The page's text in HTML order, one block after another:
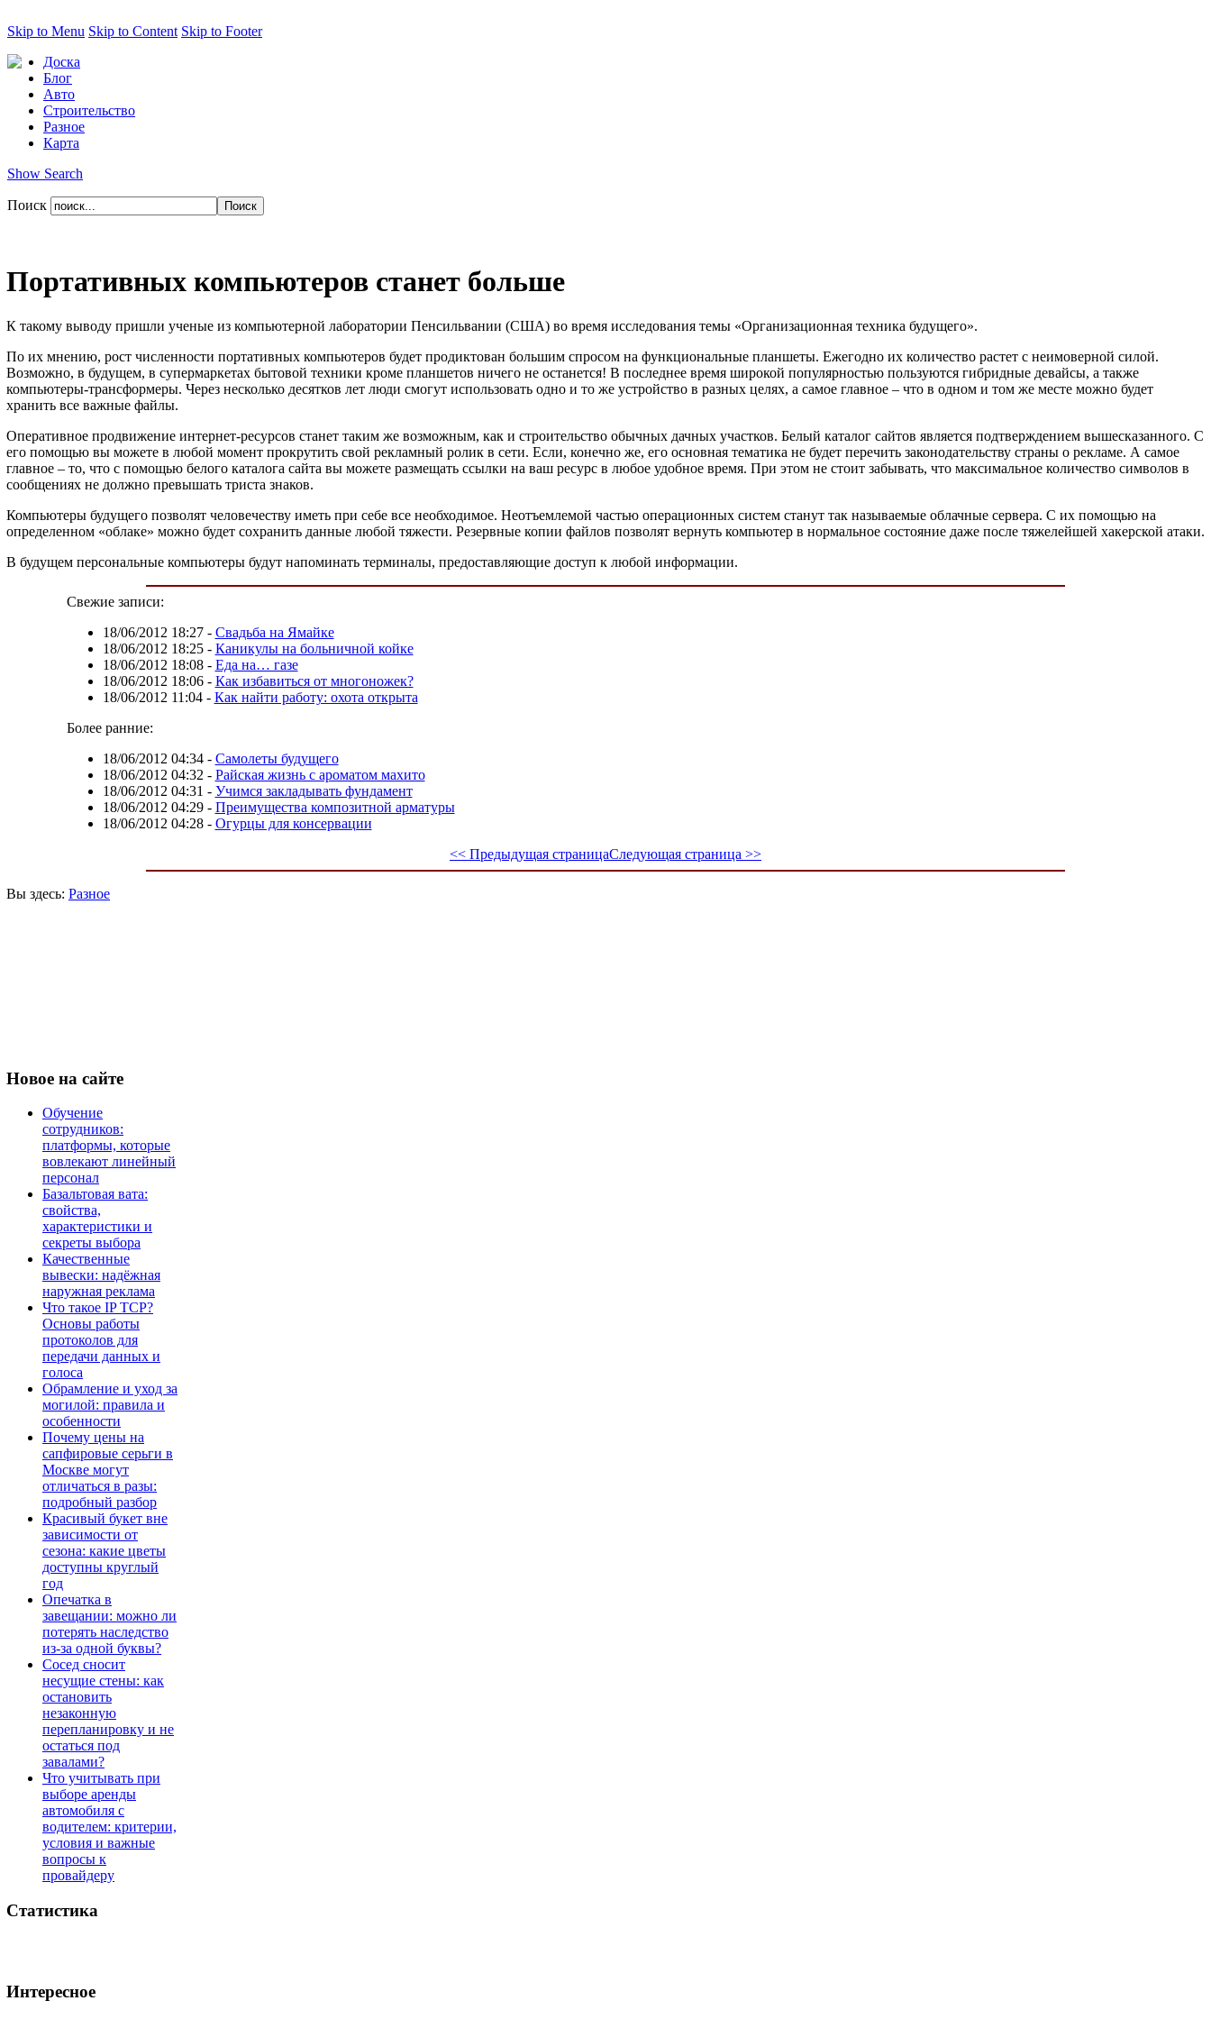
Skip to Menu Skip to Content Skip to Footer
Доска
Блог
Авто
Строительство
Разное
Карта
Show Search
Поиск
Портативных компьютеров станет больше
К такому выводу пришли ученые из компьютерной лаборатории Пенсильвании (США) во время исследования темы «Организационная техника будущего».
По их мнению, рост численности портативных компьютеров будет продиктован большим спросом на функциональные планшеты. Ежегодно их количество растет с неимоверной силой.
Возможно, в будущем, в супермаркетах бытовой техники кроме планшетов ничего не останется! В последнее время широкой популярностью пользуются гибридные девайсы, а также
компьютеры-трансформеры. Через несколько десятков лет люди смогут использовать одно и то же устройство в разных целях, а самое главное – что в одном и том же месте можно будет
хранить все важные файлы.
Оперативное продвижение интернет-ресурсов станет таким же возможным, как и строительство обычных дачных участков. Белый каталог сайтов является подтверждением вышесказанного. С
его помощью вы можете в любой момент прокрутить свой рекламный ролик в сети. Если, конечно же, его основная тематика не будет перечить законодательству страны о рекламе. А самое
главное – то, что с помощью белого каталога сайта вы можете размещать ссылки на ваш ресурс в любое удобное время. При этом не стоит забывать, что максимальное количество символов в
сообщениях не должно превышать триста знаков.
Компьютеры будущего позволят человечеству иметь при себе все необходимое. Неотъемлемой частью операционных систем станут так называемые облачные сервера. С их помощью на
определенном «облаке» можно будет сохранить данные любой тяжести. Резервные копии файлов позволят вернуть компьютер в нормальное состояние даже после тяжелейшей хакерской атаки.
В будущем персональные компьютеры будут напоминать терминалы, предоставляющие доступ к любой информации.
Свежие записи:
18/06/2012 18:27- Свадьба на Ямайке
18/06/2012 18:25- Каникулы на больничной койке
18/06/2012 18:08- Еда на… газе
18/06/2012 18:06- Как избавиться от многоножек?
18/06/2012 11:04- Как найти работу: охота открыта
Более ранние:
18/06/2012 04:34- Самолеты будущего
18/06/2012 04:32 - Райская жизнь с ароматом махито
18/06/2012 04:31 - Учимся закладывать фундамент
18/06/2012 04:29- Преимущества композитной арматуры
18/06/2012 04:28- Огурцы для консервации
<< Предыдущая страницаСледующая страница >>
Вы здесь: Разное
Новое на сайте
Обучение
сотрудников:
платформы, которые
вовлекают линейный
персонал
Базальтовая вата:
свойства,
характеристики и
секреты выбора
Качественные
вывески: надёжная
наружная реклама
Что такое IP TCP?
Основы работы
протоколов для
передачи данных и
голоса
Обрамление и уход за
могилой: правила и
особенности
Почему цены на
сапфировые серьги в
Москве могут
отличаться в разы:
подробный разбор
Красивый букет вне
зависимости от
сезона: какие цветы
доступны круглый
год
Опечатка в
завещании: можно ли
потерять наследство
из-за одной буквы?
Сосед сносит
несущие стены: как
остановить
незаконную
перепланировку и не
остаться под
завалами?
Что учитывать при
выборе аренды
автомобиля с
водителем: критерии,
условия и важные
вопросы к
провайдеру
Статистика
Интересное